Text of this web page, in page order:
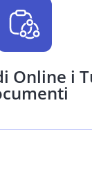
Online i